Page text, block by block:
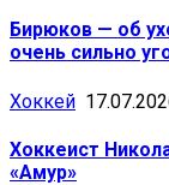
Бирюков — об
очень сильно
Хоккей
Хоккеист
«Амур»